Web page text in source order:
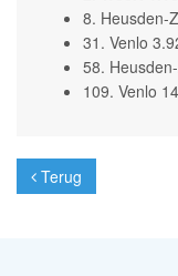
8. Heusden-
31. Venlo
58.
109. Venlo
Terug